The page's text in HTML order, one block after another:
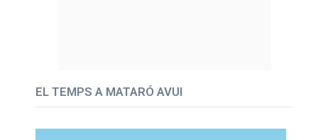
EL TEMPS A MATARÓ AVUI